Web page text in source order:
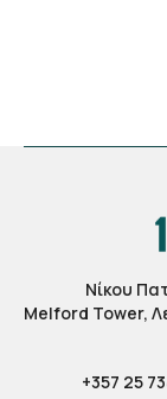
Νίκου
Melford Tower,
+357 25